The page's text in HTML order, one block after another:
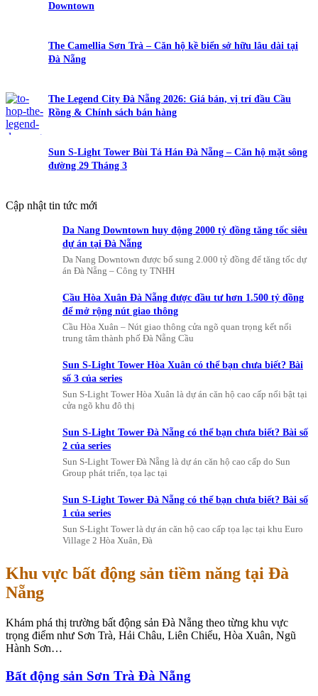
Downtown
The Camellia Sơn Trà – Căn hộ kề biển sở hữu lâu dài tại
Đà Nẵng
The Legend City Đà Nẵng 2026: Giá bán, vị trí đầu Cầu
Rồng & Chính sách bán hàng
Sun S-Light Tower Bùi Tá Hán Đà Nẵng – Căn hộ mặt sông
đường 29 Tháng 3
Cập nhật tin tức mới
Da Nang Downtown huy động 2000 tỷ đồng tăng tốc siêu
dự án tại Đà Nẵng
Da Nang Downtown được bổ sung 2.000 tỷ đồng để tăng tốc dự
án Đà Nẵng – Công ty TNHH
Cầu Hòa Xuân Đà Nẵng được đầu tư hơn 1.500 tỷ đồng
để mở rộng nút giao thông
Cầu Hòa Xuân – Nút giao thông cửa ngõ quan trọng kết nối
trung tâm thành phố Đà Nẵng Cầu
Sun S-Light Tower Hòa Xuân có thể bạn chưa biết? Bài
số 3 của series
Sun S-Light Tower Hòa Xuân là dự án căn hộ cao cấp nổi bật tại
cửa ngõ khu đô thị
Sun S-Light Tower Đà Nẵng có thể bạn chưa biết? Bài số
2 của series
Sun S-Light Tower Đà Nẵng là dự án căn hộ cao cấp do Sun
Group phát triển, tọa lạc tại
Sun S-Light Tower Đà Nẵng có thể bạn chưa biết? Bài số
1 của series
Sun S-Light Tower là dự án căn hộ cao cấp tọa lạc tại khu Euro
Village 2 Hòa Xuân, Đà
Khu vực bất động sản tiềm năng tại Đà
Nẵng
Khám phá thị trường bất động sản Đà Nẵng theo từng khu vực
trọng điểm như Sơn Trà, Hải Châu, Liên Chiểu, Hòa Xuân, Ngũ
Hành Sơn…
Bất động sản Sơn Trà Đà Nẵng